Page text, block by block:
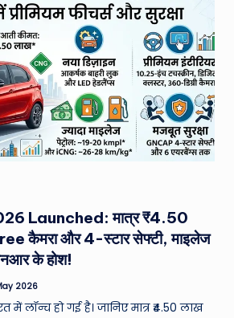
Launched: मात्र ₹4.50
कैमरा और 4-स्टार सेफ्टी, माइलेज
के होश!
2026
में लॉन्च हो गई है। जानिए मात्र ₹4.50 लाख